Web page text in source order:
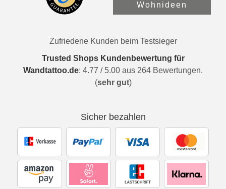
Wohnideen
Zufriedene Kunden beim Testsieger
Trusted Shops Kundenbewertung für
Wandtattoo.de: 4.77 / 5.00 aus 264 Bewertungen.
(sehr gut)
Sicher bezahlen